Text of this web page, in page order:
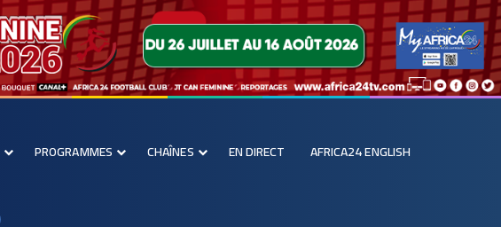
PROGRAMMES CHAÎNES EN DIRECT AFRICA24 ENGLISH